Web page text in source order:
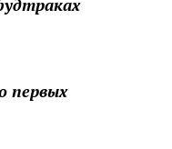
первых